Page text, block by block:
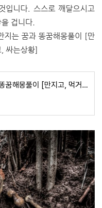
입니다. 스스로 깨달으시고
겁니다.
는 꿈과 똥꿈해몽풀이 [만
싸는상황]
똥을 만지는 꿈과 똥꿈해몽풀이 [만지고, 먹거나, 넘치고, 묻으며 밟고, 싸는상황]